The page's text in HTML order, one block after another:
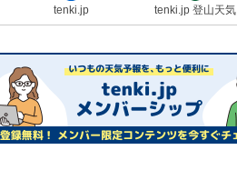
tenki.jp tenki.jp 登山天気